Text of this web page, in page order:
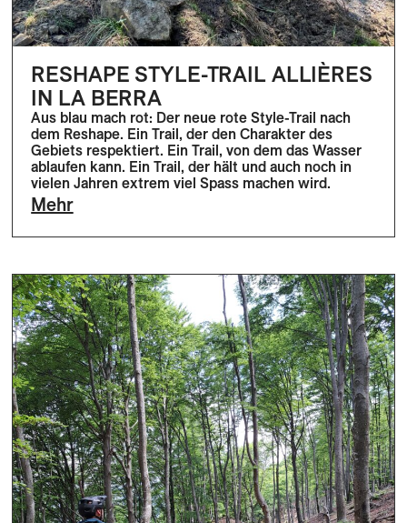
RESHAPE STYLE-TRAIL ALLIÈRES
IN LA BERRA
Aus blau mach rot: Der neue rote Style-Trail nach
dem Reshape. Ein Trail, der den Charakter des
Gebiets respektiert. Ein Trail, von dem das Wasser
ablaufen kann. Ein Trail, der hält und auch noch in
vielen Jahren extrem viel Spass machen wird.
Mehr